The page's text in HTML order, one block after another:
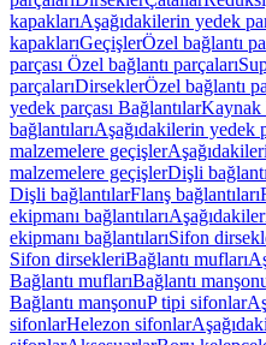
kapaklarıAşağıdakilerin yedek
kapaklarıGeçişlerÖzel bağlantı
parçası Özel bağlantı parçaları
parçalarıDirseklerÖzel bağlantı
yedek parçası BağlantılarKaynak
bağlantılarıAşağıdakilerin yedek
malzemelere geçişler
malzemelere geçişlerDişli
Dişli bağlantılarFlanş bağlantıları
ekipmanı bağlantıları
ekipmanı bağlantılarıSifon
Sifon dirsekleriBağlantı mufları
Bağlantı muflarıBağlantı
Bağlantı manşonuP tipi sifonlar
sifonlarHelezon sifonlar